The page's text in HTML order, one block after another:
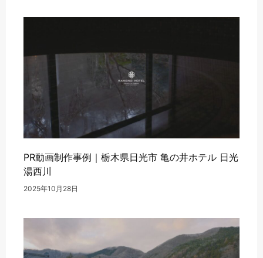
PR動画制作事例｜栃木県日光市 亀の井ホテル 日光
湯西川
2025年10月28日